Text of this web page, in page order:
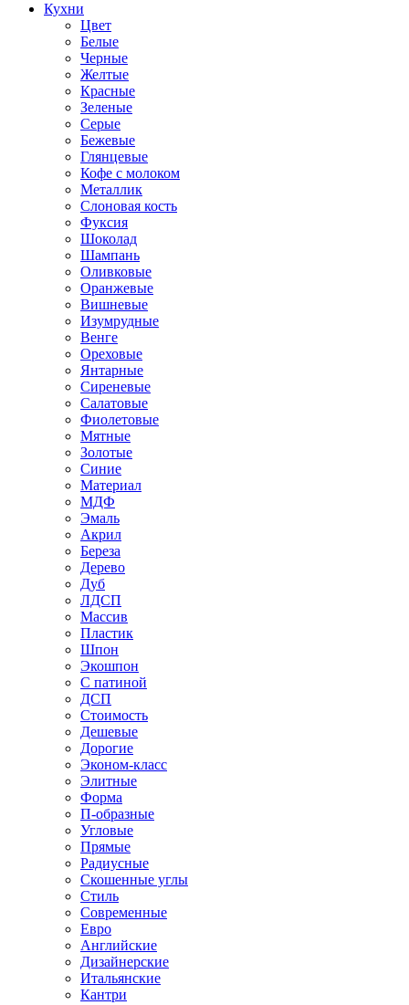
Кухни
Цвет
Белые
Черные
Желтые
Красные
Зеленые
Серые
Бежевые
Глянцевые
Кофе с молоком
Металлик
Слоновая кость
Фуксия
Шоколад
Шампань
Оливковые
Оранжевые
Вишневые
Изумрудные
Венге
Ореховые
Янтарные
Сиреневые
Салатовые
Фиолетовые
Мятные
Золотые
Синие
Материал
МДФ
Эмаль
Акрил
Береза
Дерево
Дуб
ЛДСП
Массив
Пластик
Шпон
Экошпон
С патиной
ДСП
Стоимость
Дешевые
Дорогие
Эконом-класс
Элитные
Форма
П-образные
Угловые
Прямые
Радиусные
Скошенные углы
Стиль
Современные
Евро
Английские
Дизайнерские
Итальянские
Кантри